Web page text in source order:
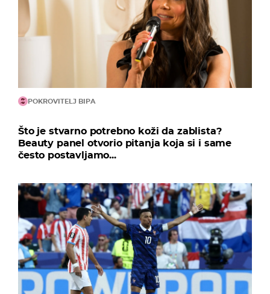
POKROVITELJ BIPA
Što je stvarno potrebno koži da zablista?
Beauty panel otvorio pitanja koja si i same
često postavljamo...